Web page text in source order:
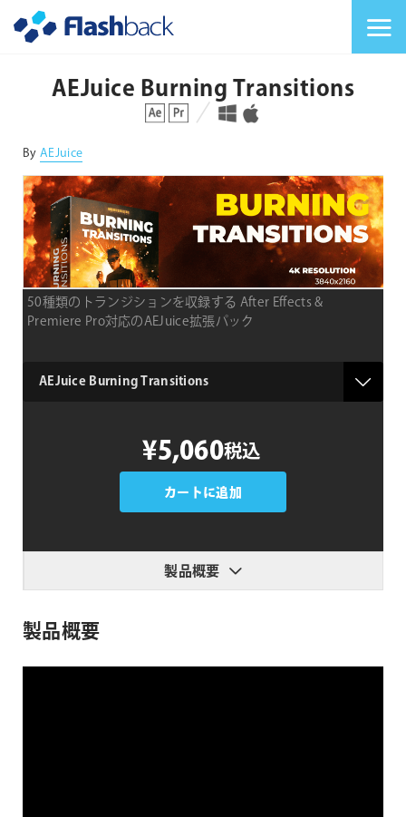
AEJuice Burning Transitions
対応プラットフォーム 対応OS
By AEJuice
50種類のトランジションを収録する After Effects &
Premiere Pro対応のAEJuice拡張パック
type
¥5,060税込
カートに追加
製品概要
製品概要